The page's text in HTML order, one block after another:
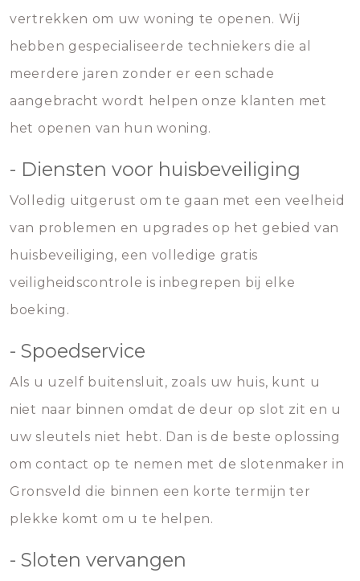
vertrekken om uw woning te openen. Wij
hebben gespecialiseerde techniekers die al
meerdere jaren zonder er een schade
aangebracht wordt helpen onze klanten met
het openen van hun woning.
- Diensten voor huisbeveiliging
Volledig uitgerust om te gaan met een veelheid
van problemen en upgrades op het gebied van
huisbeveiliging, een volledige gratis
veiligheidscontrole is inbegrepen bij elke
boeking.
- Spoedservice
Als u uzelf buitensluit, zoals uw huis, kunt u
niet naar binnen omdat de deur op slot zit en u
uw sleutels niet hebt. Dan is de beste oplossing
om contact op te nemen met de slotenmaker in
Gronsveld die binnen een korte termijn ter
plekke komt om u te helpen.
- Sloten vervangen